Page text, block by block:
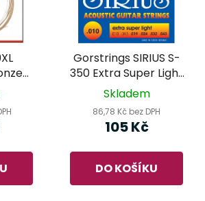
–
Gorstrings SIRIUS S-
350 Extra Super Light
- struny na akustickou
Skladem
86,78 Kč bez DPH
105 Kč
DO KOŠÍKU